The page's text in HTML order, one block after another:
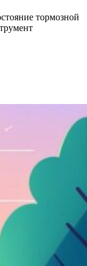
тормозной